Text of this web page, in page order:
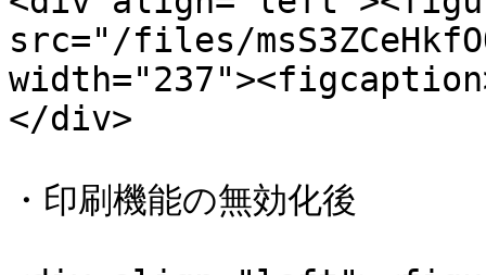
src="/files/
</div>
・印刷機能の無効化後